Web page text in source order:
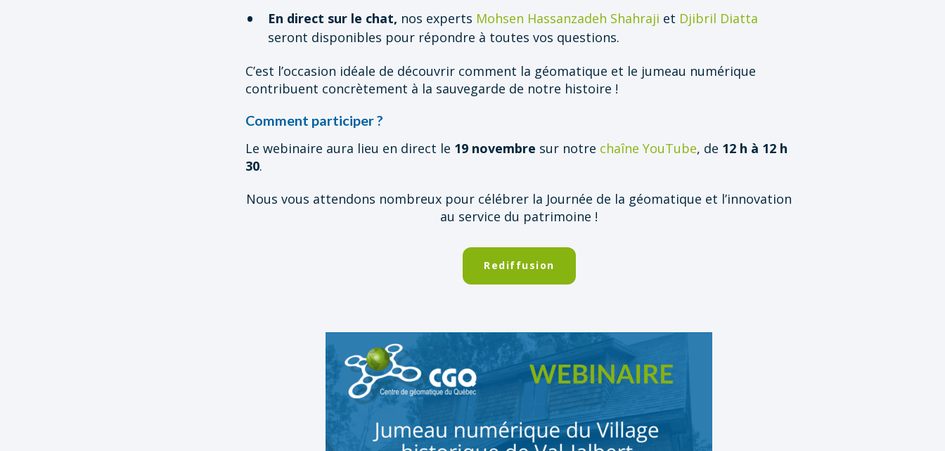
En direct sur le chat, nos experts Mohsen Hassanzadeh Shahraji et Djibril Diatta
seront disponibles pour répondre à toutes vos questions.
C’est l’occasion idéale de découvrir comment la géomatique et le jumeau numérique
contribuent concrètement à la sauvegarde de notre histoire !
Comment participer ?
Le webinaire aura lieu en direct le 19 novembre sur notre chaîne YouTube, de 12 h à 12 h
30.
Nous vous attendons nombreux pour célébrer la Journée de la géomatique et l’innovation
au service du patrimoine !
Rediffusion